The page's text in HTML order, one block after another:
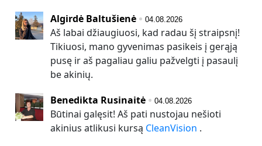
Algirdė Baltušienė
04.08.2026
Aš labai džiaugiuosi, kad radau šį straipsnį!
Tikiuosi, mano gyvenimas pasikeis į gerąją
pusę ir aš pagaliau galiu pažvelgti į pasaulį
be akinių.
Benedikta Rusinaitė
04.08.2026
Būtinai galęsit! Aš pati nustojau nešioti
akinius atlikusi kursą CleanVision .